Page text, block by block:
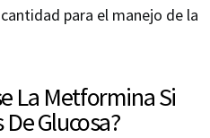
para el manejo de la
La Metformina Si
Glucosa?